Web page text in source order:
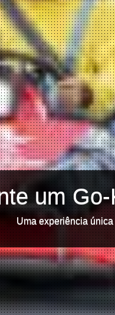
um
Uma experiência